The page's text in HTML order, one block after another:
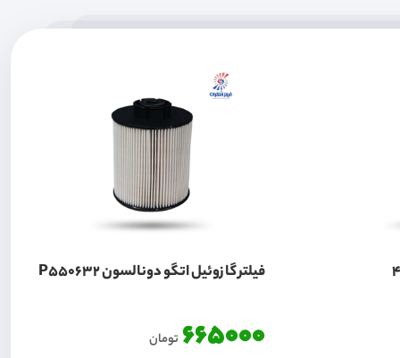
430 فیلتر گازوئیل اتگو دونالسون P550632
665000 تومان